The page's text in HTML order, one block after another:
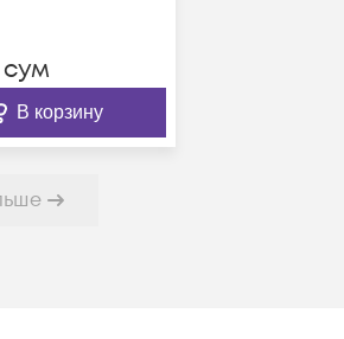
В корзину